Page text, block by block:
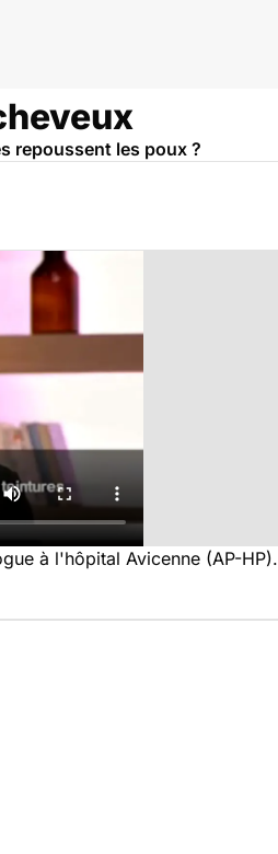
repoussent les poux ?
à l'hôpital Avicenne (AP-HP).